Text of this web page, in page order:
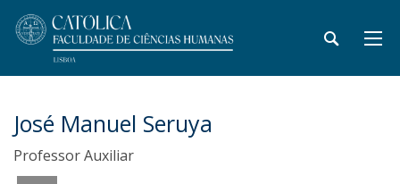
José Manuel Seruya
Professor Auxiliar